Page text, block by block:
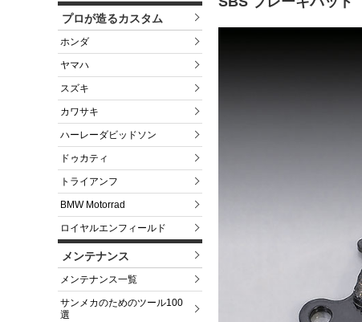
プロが造るカスタム
ホンダ
ヤマハ
スズキ
カワサキ
ハーレーダビッドソン
ドゥカティ
トライアンフ
BMW Motorrad
ロイヤルエンフィールド
メンテナンス
メンテナンス一覧
サンメカのためのツール100
選